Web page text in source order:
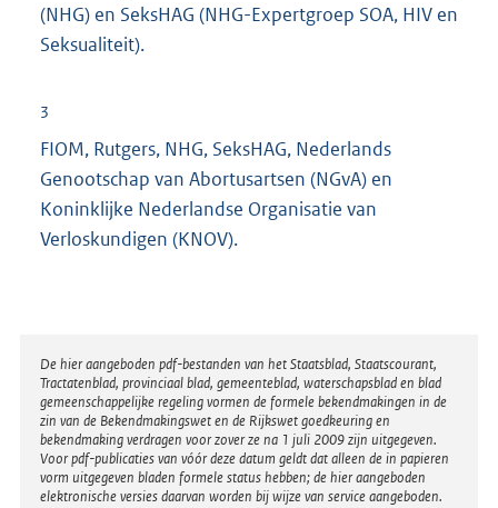
n
n
k
:
(NHG) en SeksHAG (NHG-Expertgroep SOA, HIV en
Seksualiteit).
3
FIOM, Rutgers, NHG, SeksHAG, Nederlands
Genootschap van Abortusartsen (NGvA) en
Koninklijke Nederlandse Organisatie van
Verloskundigen (KNOV).
Disclaimer
De hier aangeboden pdf-bestanden van het Staatsblad, Staatscourant,
Tractatenblad, provinciaal blad, gemeenteblad, waterschapsblad en blad
gemeenschappelijke regeling vormen de formele bekendmakingen in de
zin van de Bekendmakingswet en de Rijkswet goedkeuring en
bekendmaking verdragen voor zover ze na 1 juli 2009 zijn uitgegeven.
Voor pdf-publicaties van vóór deze datum geldt dat alleen de in papieren
vorm uitgegeven bladen formele status hebben; de hier aangeboden
elektronische versies daarvan worden bij wijze van service aangeboden.